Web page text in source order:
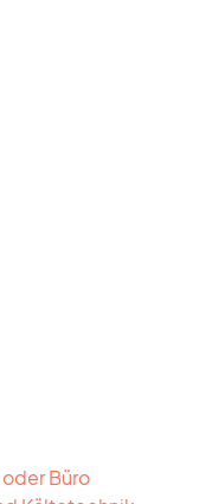
Büro